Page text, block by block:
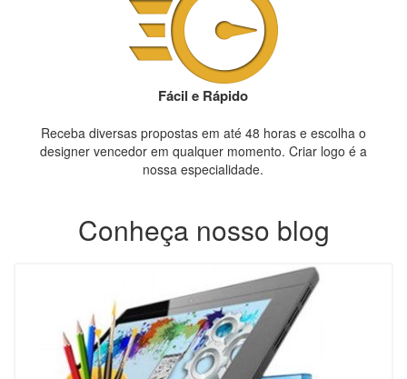
Fácil e Rápido
Receba diversas propostas em até 48 horas e escolha o
designer vencedor em qualquer momento. Criar logo é a
nossa especialidade.
Conheça nosso blog